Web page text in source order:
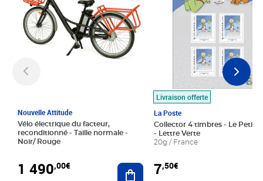
Nouvelle Attitude
Vélo électrique du facteur,
reconditionné - Taille normale -
Noir/ Rouge
1 490,00€ Ajouter au panier
Livraison offerte
La Poste
Collector 4 timbres - Le Petit
- Lettre Verte
20g / France
7,50€